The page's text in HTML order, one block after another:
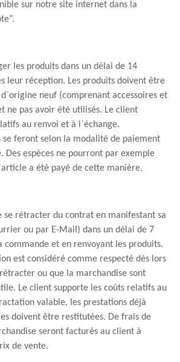
sur notre site internet dans la
les produits dans un délai de 14
leur réception. Les produits doivent être
neuf (comprenant accessoires et
ne pas avoir été utilisés. Le client
au renvoi et à l`échange.
se feront selon la modalité de paiement
Des espèces ne pourront par exemple
a été payé de cette manière.
se rétracter du contrat en manifestant sa
ou par E-Mail) dans un délai de 7
commande et en renvoyant les produits.
est considéré comme respecté dès lors
ou que la marchandise sont
Le client supporte les coûts relatifs au
valable, les prestations déjà
doivent être restitutées. De frais de
seront facturés au client à
de vente.